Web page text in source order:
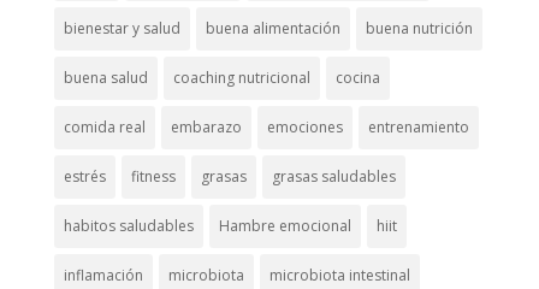
bienestar y salud buena alimentación buena nutrición
buena salud coaching nutricional cocina
comida real embarazo emociones entrenamiento
estrés fitness grasas grasas saludables
habitos saludables Hambre emocional hiit
inflamación microbiota microbiota intestinal